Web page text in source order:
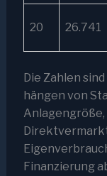
20 26.741
Die Zahlen sind
hängen von
Finanzierung